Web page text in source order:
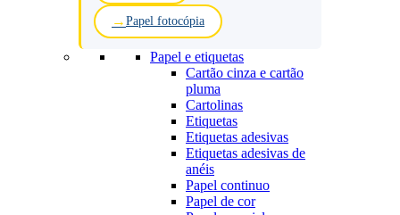
Papel fotocópia
Papel e etiquetas
Cartão cinza e cartão
pluma
Cartolinas
Etiquetas
Etiquetas adesivas
Etiquetas adesivas de
anéis
Papel continuo
Papel de cor